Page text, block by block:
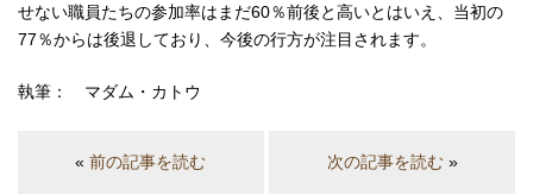
せない職員たちの参加率はまだ60％前後と高いとはいえ、当初の
77％からは後退しており、今後の行方が注目されます。
執筆： マダム・カトウ
«前の記事を読む 次の記事を読む»